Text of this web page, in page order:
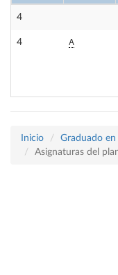
4
4 A
Inicio
Graduado
Asignaturas del